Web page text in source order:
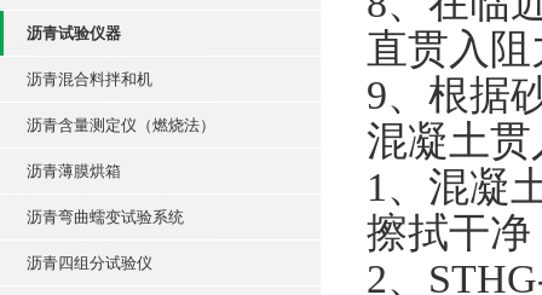
沥青试验仪器
沥青混合料拌和机
沥青含量测定仪（燃烧法）
沥青薄膜烘箱
沥青弯曲蠕变试验系统
沥青四组分试验仪
直贯入阻
9、根据
混凝土
1、混凝
擦拭干
2、